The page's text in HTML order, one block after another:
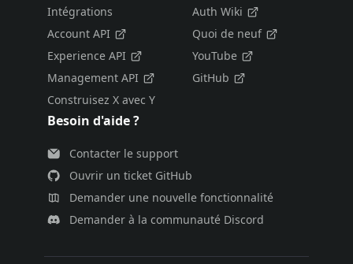
Intégrations
Account API
Experience API
Management API
Construisez X avec Y
Auth Wiki
Quoi de neuf
YouTube
GitHub
Besoin d'aide ?
Contacter le support
Ouvrir un ticket GitHub
Demander une nouvelle fonctionnalité
Demander à la communauté Discord